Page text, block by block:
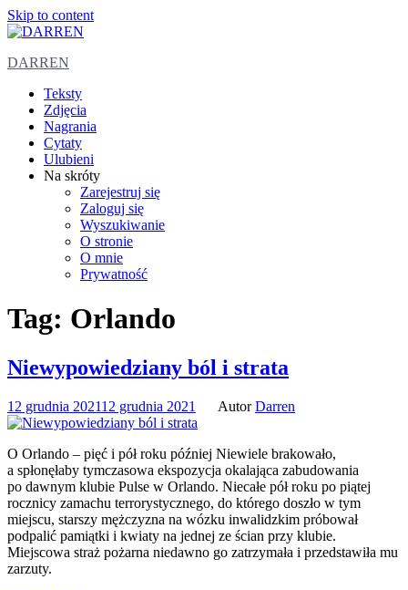
Skip to content
DARREN
Teksty
Zdjęcia
Nagrania
Cytaty
Ulubieni
Na skróty
Zarejestruj się
Zaloguj się
Wyszukiwanie
O stronie
O mnie
Prywatność
Tag: Orlando
Niewypowiedziany ból i strata
12 grudnia 202112 grudnia 2021 AutorDarren
O Orlando – pięć i pół roku później Niewiele brakowało,
a spłonęłaby tymczasowa ekspozycja okalająca zabudowania
po dawnym klubie Pulse w Orlando. Niecałe pół roku po piątej
rocznicy zamachu terrorystycznego, do którego doszło w tym
miejscu, starszy mężczyzna na wózku inwalidzkim próbował
podpalić pamiątki i kwiaty na jednej ze ścian przy klubie.
Miejscowa straż pożarna niedawno go zatrzymała i przedstawiła mu
zarzuty.